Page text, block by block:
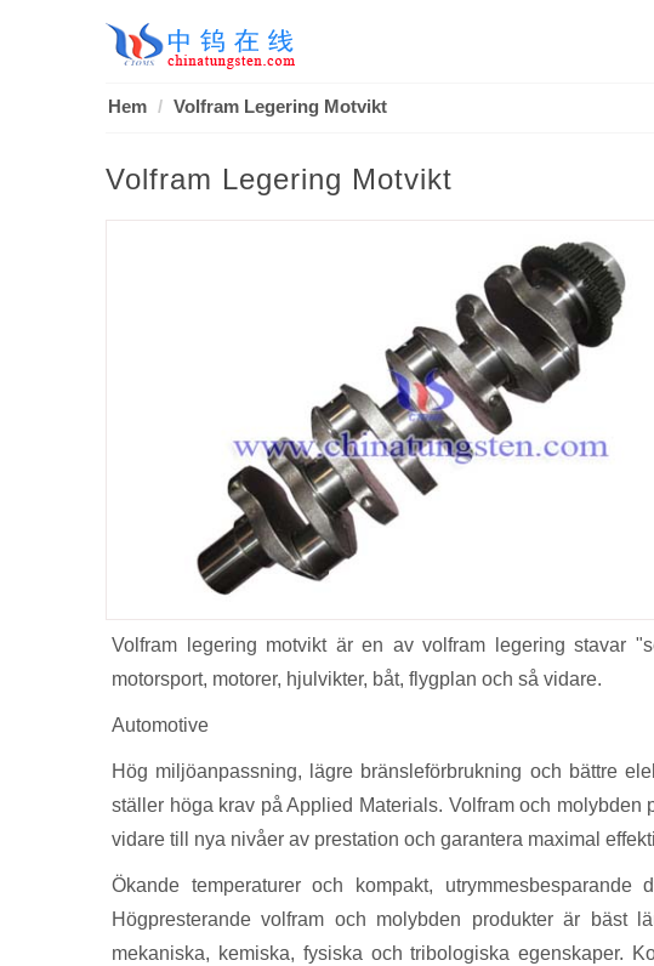
Hem Volfram Legering Motvikt
Volfram Legering Motvikt
Volfram legering motvikt är en av volfram legering stavar
motorsport, motorer, hjulvikter, båt, flygplan och så vidare.
Automotive
Hög miljöanpassning, lägre bränsleförbrukning och bättre
ställer höga krav på Applied Materials. Volfram och molybden
vidare till nya nivåer av prestation och garantera maximal
Ökande temperaturer och kompakt,
Högpresterande volfram och molybden produkter är bäst
mekaniska, kemiska, fysiska och tribologiska egenskaper.